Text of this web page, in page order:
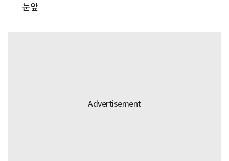
눈앞